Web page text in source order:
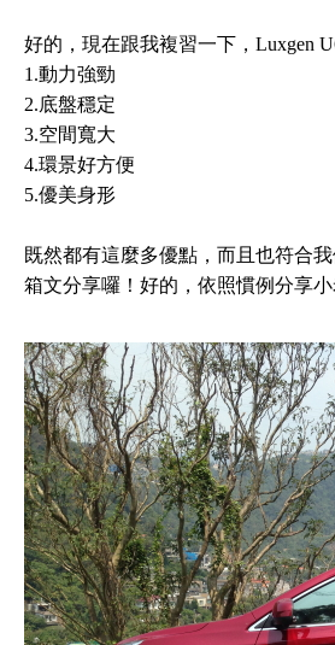
好的，現在跟我複習一下，Luxgen
1.動力強勁
2.底盤穩定
3.空間寬大
4.環景好方便
5.優美身形
既然都有這麼多優點，而且也符合
箱文分享囉！好的，依照慣例分享